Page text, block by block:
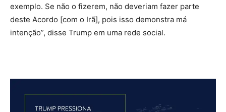
exemplo. Se não o fizerem, não deveriam fazer parte
deste Acordo [com o Irã], pois isso demonstra má
intenção”, disse Trump em uma rede social.